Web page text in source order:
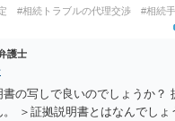
#相続トラブルの代理交渉 #相続
護士
書の写しで良いのでしょうか？
＞証拠説明書とはなんでしょ